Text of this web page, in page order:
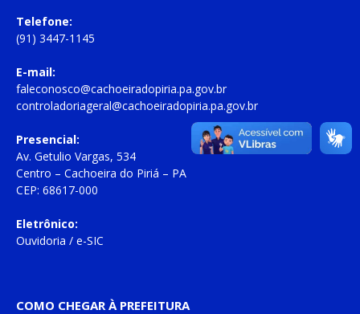
Telefone:
(91) 3447-1145
E-mail:
faleconosco@cachoeiradopiria.pa.gov.br
controladoriageral@cachoeiradopiria.pa.gov.br
Presencial:
Av. Getulio Vargas, 534
Centro – Cachoeira do Piriá – PA
CEP: 68617-000
Eletrônico:
Ouvidoria / e-SIC
COMO CHEGAR À PREFEITURA